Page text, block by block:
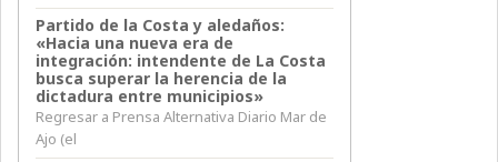
Partido de la Costa y aledaños:
«Hacia una nueva era de
integración: intendente de La Costa
busca superar la herencia de la
dictadura entre municipios»
Regresar a Prensa Alternativa Diario Mar de
Ajo (el